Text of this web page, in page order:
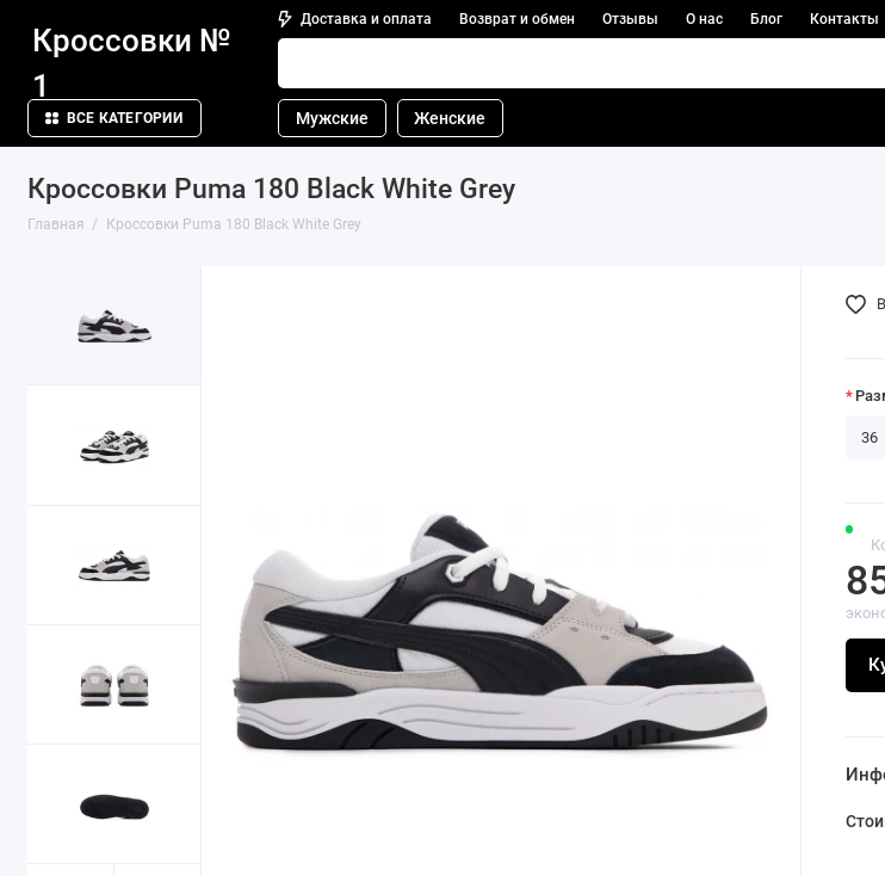
Доставка и оплата Возврат и обмен Отзывы О нас Блог Контакты
Кроссовки №
1
ВСЕ КАТЕГОРИИ Мужские Женские
Кроссовки Puma 180 Black White Grey
Главная Кроссовки Puma 180 Black White Grey
36